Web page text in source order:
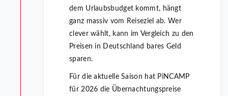
dem Urlaubsbudget kommt, hängt
ganz massiv vom Reiseziel ab. Wer
clever wählt, kann im Vergleich zu den
Preisen in Deutschland bares Geld
sparen.
Für die aktuelle Saison hat PiNCAMP
für 2026 die Übernachtungspreise